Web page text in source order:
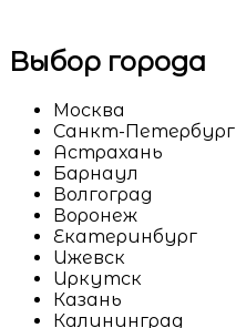
Выбор города
Москва
Санкт-Петербург
Астрахань
Барнаул
Волгоград
Воронеж
Екатеринбург
Ижевск
Иркутск
Казань
Калининград